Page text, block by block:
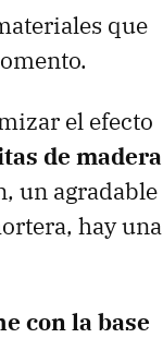
que
el efecto
de madera
un agradable
hay una
con la base